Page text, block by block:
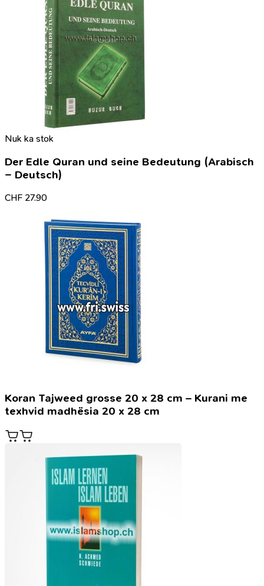
Nuk ka stok
Der Edle Quran und seine Bedeutung (Arabisch
– Deutsch)
CHF 27.90
Koran Tajweed grosse 20 x 28 cm – Kurani me
texhvid madhësia 20 x 28 cm